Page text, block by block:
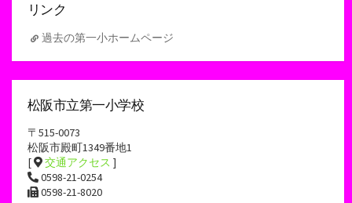
リンク
過去の第一小ホームページ
松阪市立第一小学校
〒515-0073
松阪市殿町1349番地1
[
交通アクセス ]
0598-21-0254
0598-21-8020